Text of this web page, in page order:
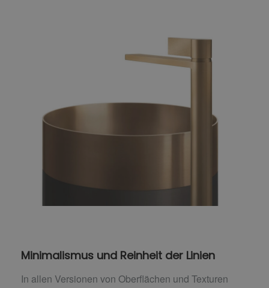
Minimalismus und Reinheit der Linien
In allen Versionen von Oberflächen und Texturen